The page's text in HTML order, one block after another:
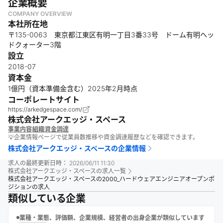
企業概要
COMPANY OVERVIEW
本社所在地
〒135-0063 東京都江東区有明一丁目3番33号 ドーム有明ヘッ
ドクォーター3階
設立
2018-07
資本金
1億円（資本準備金含む）2025年2月時点
コーポレートサイト
https://arkedgespace.com/
株式会社アークエッジ・スペース
事業内容組織資金調達
💡企業情報ページで従業員数推移や資金調達履歴などを確認できます。
株式会社アークエッジ・スペースの企業情報
求人の最終更新日時： 2026/06/11 11:30
株式会社アークエッジ・スペース の求人一覧
株式会社アークエッジ・スペースの2000_ハードウェアエンジニアオープンポ
ジションの求人
類似している企業
業種・業態、評価額、企業規模、経営者の出身企業が類似しています